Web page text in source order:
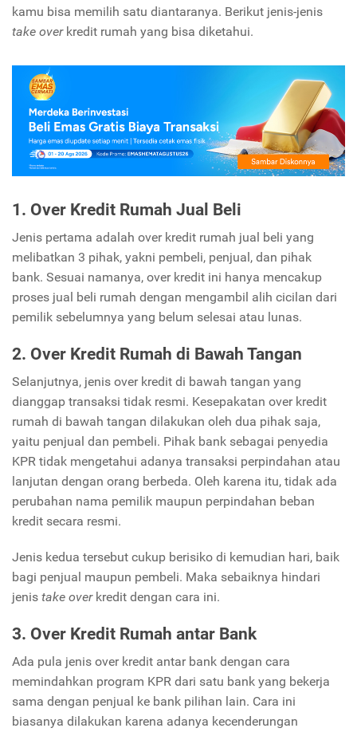
kamu bisa memilih satu diantaranya. Berikut jenis-jenis
take overkredit rumah yang bisa diketahui.
1. Over Kredit Rumah Jual Beli
Jenis pertama adalah over kredit rumah jual beli yang
melibatkan 3 pihak, yakni pembeli, penjual, dan pihak
bank. Sesuai namanya, over kredit ini hanya mencakup
proses jual beli rumah dengan mengambil alih cicilan dari
pemilik sebelumnya yang belum selesai atau lunas.
2. Over Kredit Rumah di Bawah Tangan
Selanjutnya, jenis over kredit di bawah tangan yang
dianggap transaksi tidak resmi. Kesepakatan over kredit
rumah di bawah tangan dilakukan oleh dua pihak saja,
yaitu penjual dan pembeli. Pihak bank sebagai penyedia
KPR tidak mengetahui adanya transaksi perpindahan atau
lanjutan dengan orang berbeda. Oleh karena itu, tidak ada
perubahan nama pemilik maupun perpindahan beban
kredit secara resmi.
Jenis kedua tersebut cukup berisiko di kemudian hari, baik
bagi penjual maupun pembeli. Maka sebaiknya hindari
jenis take overkredit dengan cara ini.
3. Over Kredit Rumah antar Bank
Ada pula jenis over kredit antar bank dengan cara
memindahkan program KPR dari satu bank yang bekerja
sama dengan penjual ke bank pilihan lain. Cara ini
biasanya dilakukan karena adanya kecenderungan